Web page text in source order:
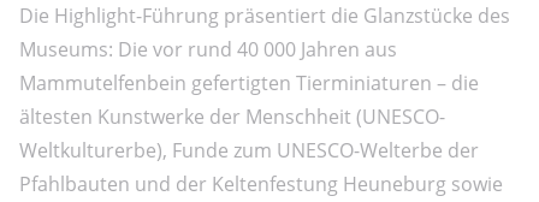
Die Highlight-Führung präsentiert die Glanzstücke des
Museums: Die vor rund 40 000 Jahren aus
Mammutelfenbein gefertigten Tierminiaturen – die
ältesten Kunstwerke der Menschheit (UNESCO-
Weltkulturerbe), Funde zum UNESCO-Welterbe der
Pfahlbauten und der Keltenfestung Heuneburg sowie